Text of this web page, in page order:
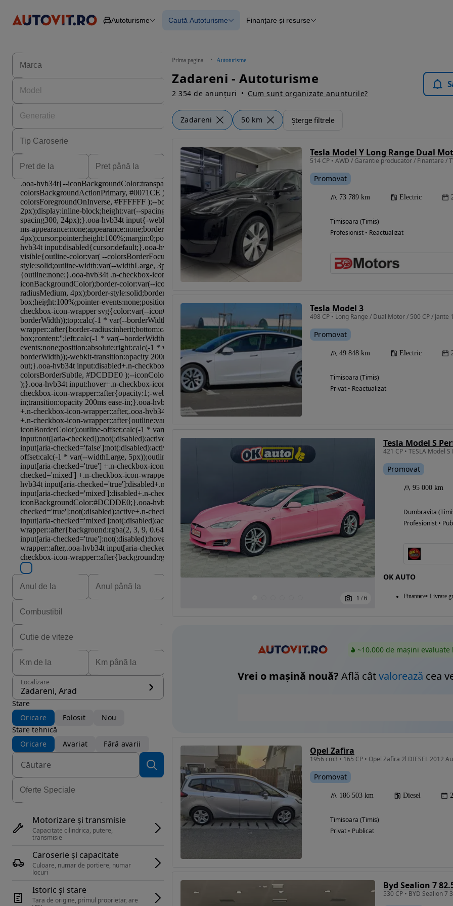
Autoturisme
Motociclete
Autoturisme
Mașini electrice
Mașini cu detalii verificate
Caută Autoturisme Finanțare și resurse
Prima pagina Autoturisme
Zadareni - Autoturisme
2 354 de anunțuri Cum sunt organizate anunturile?
Zadareni 50 km Șterge filtrele
Eligibil pentru
finantare
Localizare
Zadareni, Arad
Stare
Oricare
Folosit
Nou
Stare tehnică
Oricare
Avariat Fără avarii
Motorizare și transmisie
Capacitate cilindrica, putere,
transmisie
Caroserie și capacitate
Culoare, numar de portiere, numar
locuri
Istoric și stare
Tara de origine, primul proprietar, are
Tesla Model Y Long Range Dual
514 CP • AWD / Garantie producator / Finantare /
Promovat
73 789 km Electric
Timisoara (Timis)
Profesionist • Reactualizat
Tesla Model 3
498 CP • Long Range / Dual Motor / 500 CP / Jante
Promovat
49 848 km Electric
Timisoara (Timis)
Privat • Reactualizat
1 / 6
Tesla Model S
421 CP • TESLA Model
Promovat
95 000 km
Dumbravita
Profesionist •
OK AUTO
Finantare Livrare
~10.000 de mașini evaluate
Vrei o mașină nouă? Află câtvalorează cea
Opel Zafira
1956 cm3 • 165 CP • Opel Zafira 2l DIESEL 2012
Promovat
186 503 km Diesel
Timisoara (Timis)
Privat • Publicat
Byd Sealion 7